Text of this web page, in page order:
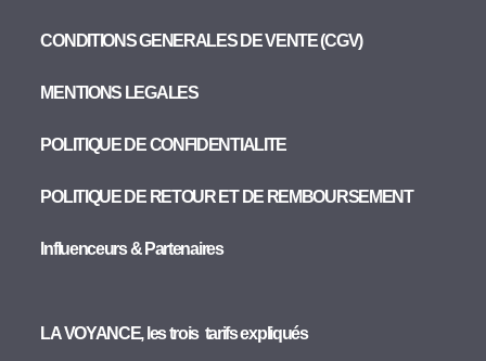
CONDITIONS GENERALES DE VENTE (CGV)
MENTIONS LEGALES
POLITIQUE DE CONFIDENTIALITE
POLITIQUE DE RETOUR ET DE REMBOURSEMENT
Influenceurs & Partenaires
LA VOYANCE, les trois tarifs expliqués